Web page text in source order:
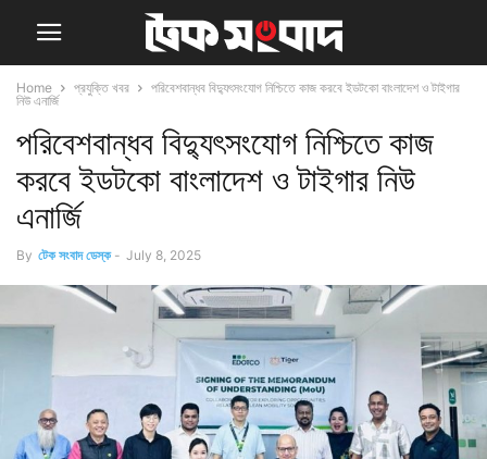
Home প্রযুক্তি খবর
পরিবেশবান্ধব বিদ্যুৎসংযোগ নিশ্চিতে কাজ করবে ইডটকো বাংলাদেশ ও টাইগার
নিউ এনার্জি
পরিবেশবান্ধব বিদ্যুৎসংযোগ নিশ্চিতে কাজ
করবে ইডটকো বাংলাদেশ ও টাইগার নিউ
এনার্জি
By টেক সংবাদ ডেস্ক - July 8, 2025